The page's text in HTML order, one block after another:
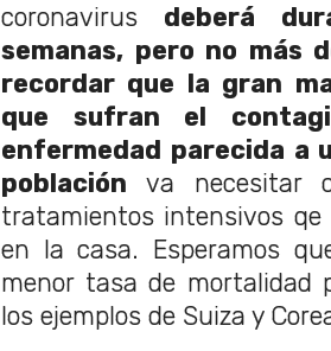
coronavirus deberá
semanas, pero no más
recordar que la gran
que sufran el
enfermedad parecida a
población va necesitar
tratamientos intensivos qe
en la casa. Esperamos
menor tasa de mortalidad
los ejemplos de Suiza y